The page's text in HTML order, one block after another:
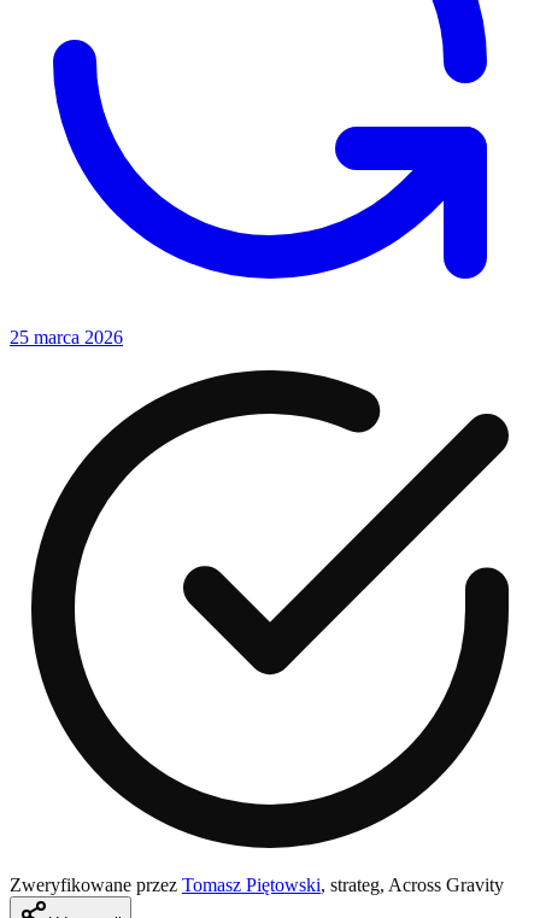
25 marca 2026
Zweryfikowane przez Tomasz Piętowski, strateg, Across Gravity